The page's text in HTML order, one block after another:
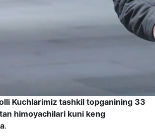
Kuchlarimiz tashkil topganining 33
himoyachilari kuni keng
.